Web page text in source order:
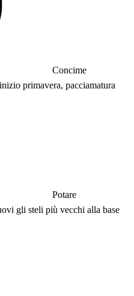
Concime
primavera, pacciamatura
Potare
gli steli più vecchi alla base